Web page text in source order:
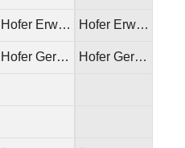
Hofer Erw…
Hofer Ger…
Hofer Erw…
Hofer Ger…